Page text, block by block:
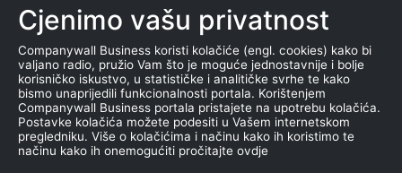
Obračunsko razdoblje
01.03.2025. - 28.02.2026.
Vrsta izvješća
GFI-POD izvještaj
Cjenimo vašu privatnost
Companywall Business koristi kolačiće (engl. cookies) kako bi
valjano radio, pružio Vam što je moguće jednostavnije i bolje
korisničko iskustvo, u statističke i analitičke svrhe te kako
bismo unaprijedili funkcionalnosti portala. Korištenjem
Companywall Business portala pristajete na upotrebu kolačića.
Postavke kolačića možete podesiti u Vašem internetskom
pregledniku. Više o kolačićima i načinu kako ih koristimo te
načinu kako ih onemogućiti pročitajte ovdje